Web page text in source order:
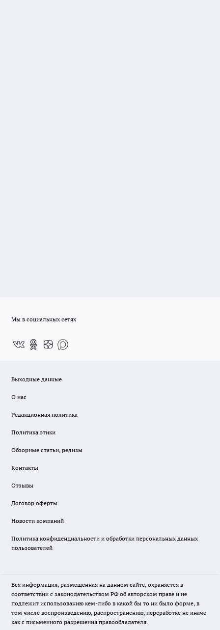
Мы в социальных сетях
Выходные данные
О нас
Редакционная политика
Политика этики
Обзорные статьи, релизы
Контакты
Отзывы
Договор оферты
Новости компаний
Политика конфиденциальности и обработки персональных данных
пользователей
Вся информация, размещенная на данном сайте, охраняется в
соответствии с законодательством РФ об авторском праве и не
подлежит использованию кем-либо в какой бы то ни было форме, в
том числе воспроизведению, распространению, переработке не иначе
как с письменного разрешения правообладателя.